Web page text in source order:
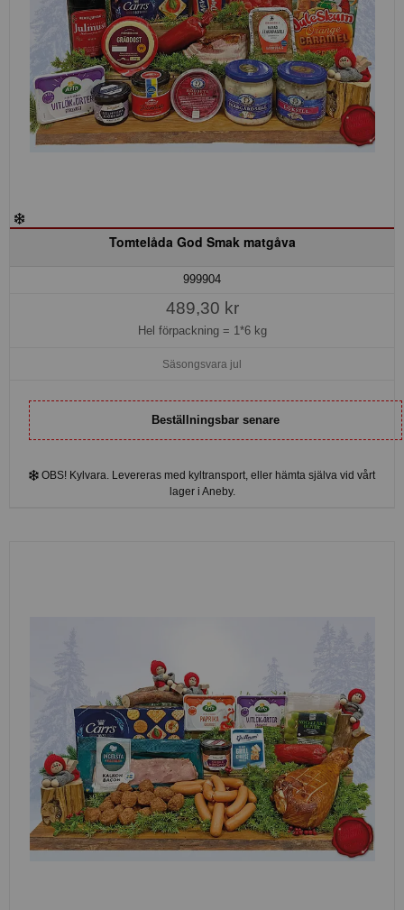
Tomtelåda God Smak matgåva
999904
489,30 kr
Hel förpackning = 1*6 kg
Säsongsvara jul
Beställningsbar senare
OBS! Kylvara. Levereras med kyltransport, eller hämta själva vid vårt
lager i Aneby.